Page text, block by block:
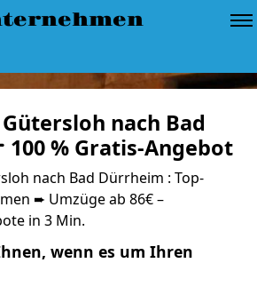
nach Bad
% Gratis-Angebot
nach Bad Dürrheim : Top-
➨ Umzüge ab 86€ –
in 3 Min.
wenn es um Ihren